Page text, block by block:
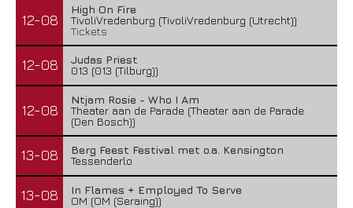
12-08
High On Fire
TivoliVredenburg (TivoliVredenburg (Utrecht))
Tickets
12-08
Judas Priest
013 (013 (Tilburg))
12-08
Ntjam Rosie - Who I Am
Theater aan de Parade (Theater aan de Parade
(Den Bosch))
13-08
Berg Feest Festival met o.a. Kensington
Tessenderlo
13-08
In Flames + Employed To Serve
OM (OM (Seraing))